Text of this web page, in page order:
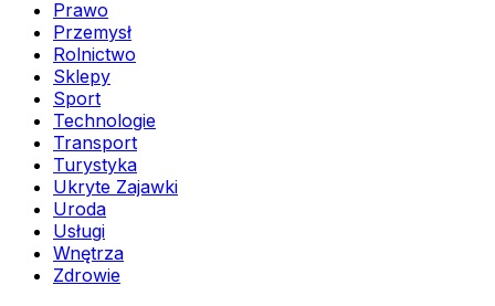
Prawo
Przemysł
Rolnictwo
Sklepy
Sport
Technologie
Transport
Turystyka
Ukryte Zajawki
Uroda
Usługi
Wnętrza
Zdrowie